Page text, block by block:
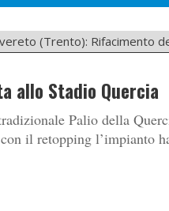
(Trento): Rifacimento
allo Stadio Quercia
Palio della
il retopping l’impianto